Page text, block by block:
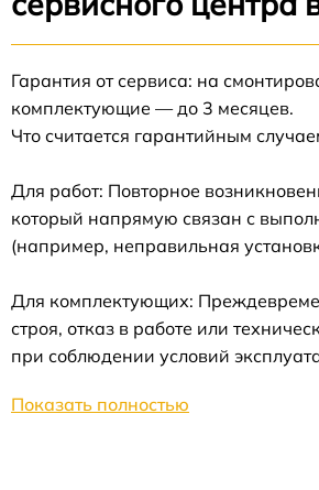
Гарантия от сервиса: на
комплектующие — до 3 месяцев.
Что считается гарантийным
Для работ: Повторное
который напрямую связан с
(например, неправильная
Для комплектующих:
строя, отказ в работе или
при соблюдении условий
Показать полностью